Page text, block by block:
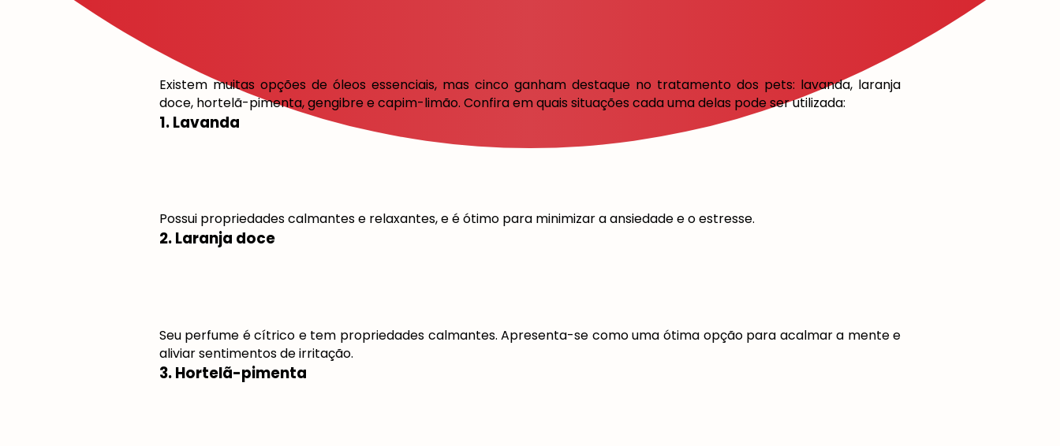
Existem muitas opções de óleos essenciais, mas cinco ganham destaque no tratamento dos pets: lavanda, laranja
doce, hortelã-pimenta, gengibre e capim-limão. Confira em quais situações cada uma delas pode ser utilizada:
1. Lavanda
Possui propriedades calmantes e relaxantes, e é ótimo para minimizar a ansiedade e o estresse.
2. Laranja doce
Seu perfume é cítrico e tem propriedades calmantes. Apresenta-se como uma ótima opção para acalmar a mente e
aliviar sentimentos de irritação.
3. Hortelã-pimenta